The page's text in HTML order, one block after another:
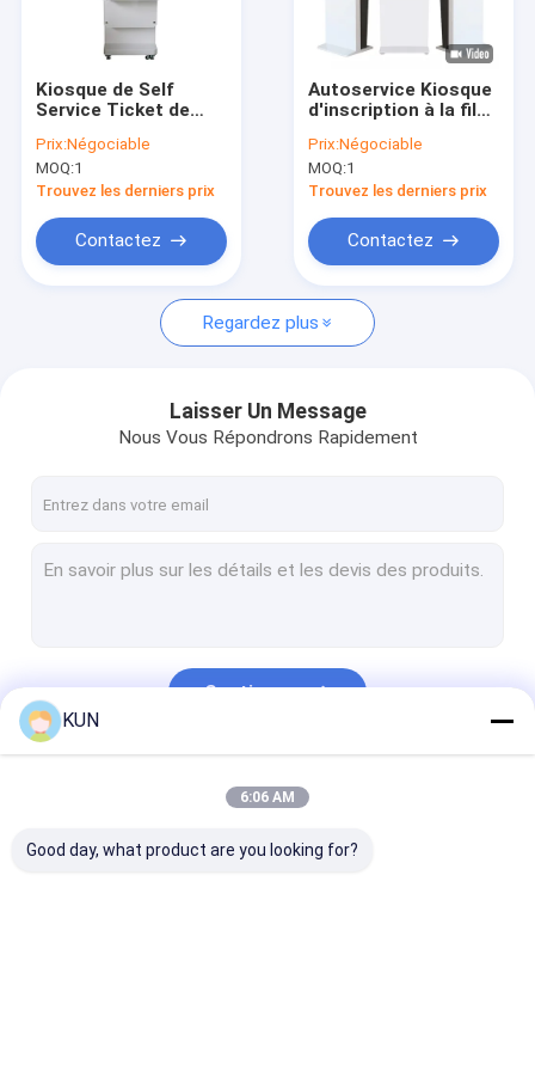
Visite de l'usine
Nouvelles
Demandez un devis
Kiosque de distributeur automatique
distributeur automatique de billets d'atmosphère
Machine de paiement en espèces
Machine de kiosque de billet
Kiosque de change
Kiosque de gouvernement
Kiosque de Self
Service Ticket de
de machine de
distributeur de carte
d'écran tactile de
32 pouces
Prix:Négociable
MOQ:1
Trouvez les derniers prix
Contactez
Autoservice Kiosque
d'inscription à la file
distributeur terminal
de paiement
Prix:Négociable
MOQ:1
Trouvez les derniers prix
Contactez
Regardez plus
Laisser Un Message
Nous Vous Répondrons Rapidement
Continuer
KUN
6:06 AM
Good day, what product are you looking for?